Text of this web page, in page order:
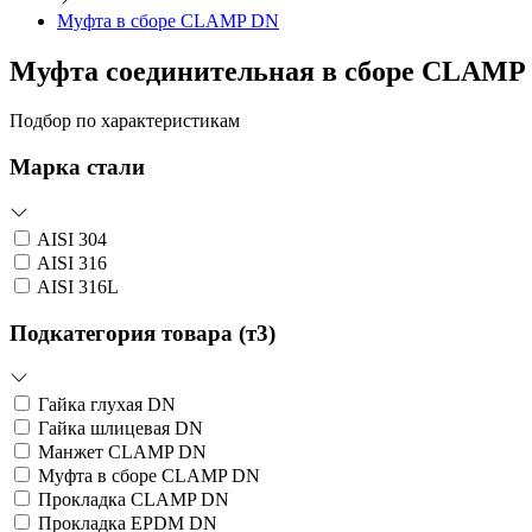
Муфта в сборе CLAMP DN
Муфта соединительная в сборе CLAMP
Подбор по характеристикам
Марка стали
AISI 304
AISI 316
AISI 316L
Подкатегория товара (т3)
Гайка глухая DN
Гайка шлицевая DN
Манжет CLAMP DN
Муфта в сборе CLAMP DN
Прокладка CLAMP DN
Прокладка EPDM DN